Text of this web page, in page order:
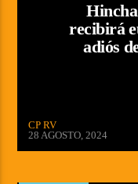
recibirá
adiós
CP RV
28 AGOSTO, 2024